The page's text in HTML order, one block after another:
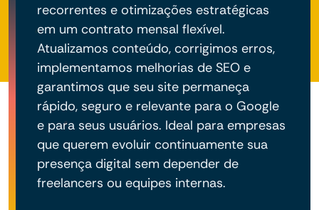
recorrentes e otimizações estratégicas
em um contrato mensal flexível.
Atualizamos conteúdo, corrigimos erros,
implementamos melhorias de SEO e
garantimos que seu site permaneça
rápido, seguro e relevante para o Google
e para seus usuários. Ideal para empresas
que querem evoluir continuamente sua
presença digital sem depender de
freelancers ou equipes internas.